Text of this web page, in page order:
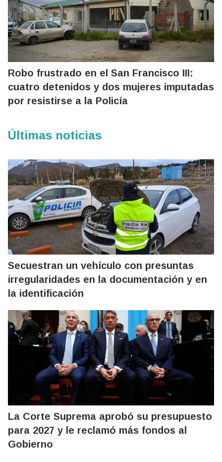
Robo frustrado en el San Francisco III:
cuatro detenidos y dos mujeres imputadas
por resistirse a la Policía
Últimas noticias
Secuestran un vehículo con presuntas
irregularidades en la documentación y en
la identificación
La Corte Suprema aprobó su presupuesto
para 2027 y le reclamó más fondos al
Gobierno